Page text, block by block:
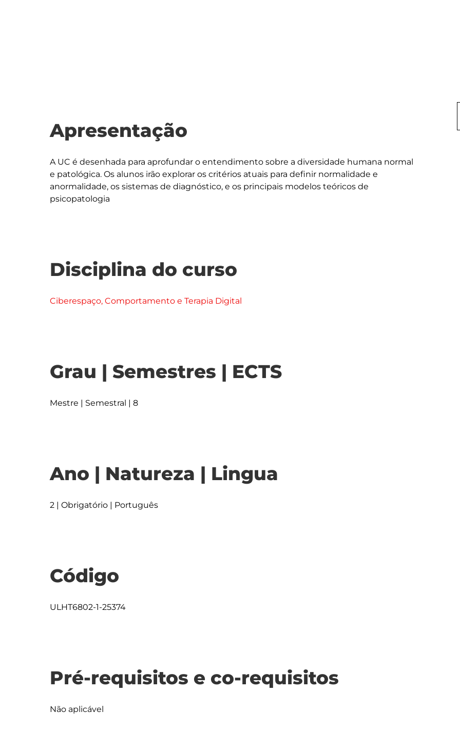
Apresentação
A UC é desenhada para aprofundar o entendimento sobre a diversidade humana normal
e patológica. Os alunos irão explorar os critérios atuais para definir normalidade e
anormalidade, os sistemas de diagnóstico, e os principais modelos teóricos de
Disciplina do curso
Ciberespaço, Comportamento e Terapia Digital
Grau | Semestres | ECTS
Mestre | Semestral | 8
Ano | Natureza | Lingua
2 | Obrigatório | Português
Código
ULHT6802-1-25374
Pré-requisitos e co-requisitos
Não aplicável